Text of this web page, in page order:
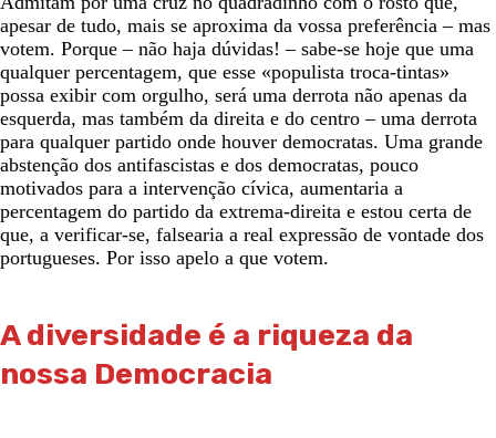
apesar de tudo, mais se aproxima da vossa preferência – mas
votem. Porque – não haja dúvidas! – sabe-se hoje que uma
qualquer percentagem, que esse «populista troca-tintas»
possa exibir com orgulho, será uma derrota não apenas da
esquerda, mas também da direita e do centro – uma derrota
para qualquer partido onde houver democratas. Uma grande
abstenção dos antifascistas e dos democratas, pouco
motivados para a intervenção cívica, aumentaria a
percentagem do partido da extrema-direita e estou certa de
que, a verificar-se, falsearia a real expressão de vontade dos
portugueses. Por isso apelo a que votem.
A diversidade é a riqueza da
nossa Democracia